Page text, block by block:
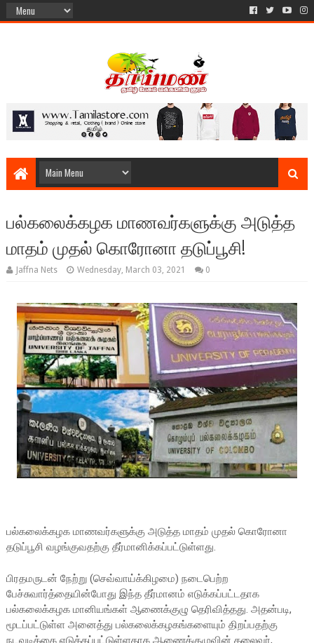
பல்கலைக்கழக மாணவர்களுக்கு அடுத்த
மாதம் முதல் கொரோனா தடுப்பூசி!
Jaffna Nets Wednesday, March 03, 2021 0
பல்கலைக்கழக மாணவர்களுக்கு அடுத்த மாதம் முதல் கொரோனா
தடுப்பூசி வழங்குவதற்கு தீர்மானிக்கப்பட்டுள்ளது.
பிரதமருடன் நேற்று (செவ்வாய்க்கிழமை) நடைபெற்ற
பேச்சுவார்த்தையின்போது இந்த தீர்மானம் எடுக்கப்பட்டதாக
பல்கலைக்கழக மானியங்கள் ஆணைக்குழு தெரிவித்தது. அதன்படி,
மூடப்பட்டுள்ள அனைத்து பல்கலைக்கழகங்களையும் திறப்பதற்கு
நடவடிக்கை எடுக்கப்பட்டுள்ளதாக ஆணைக்குழுவின் தலைவர்,